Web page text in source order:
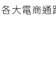
大電商通